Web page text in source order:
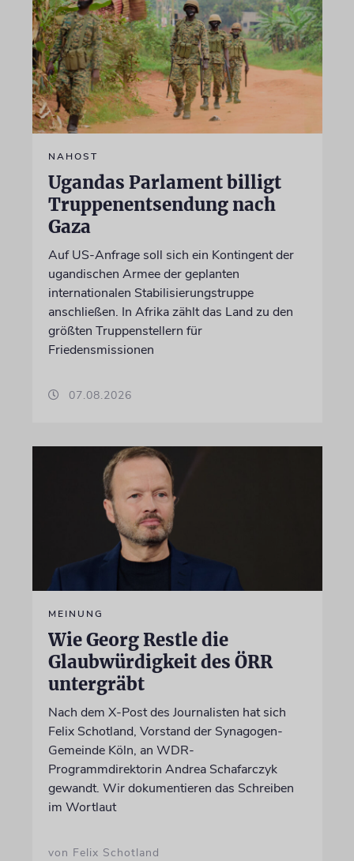
NAHOST
Ugandas Parlament billigt
Truppenentsendung nach
Gaza
Auf US-Anfrage soll sich ein Kontingent der
ugandischen Armee der geplanten
internationalen Stabilisierungstruppe
anschließen. In Afrika zählt das Land zu den
größten Truppenstellern für
Friedensmissionen
07.08.2026
MEINUNG
Wie Georg Restle die
Glaubwürdigkeit des ÖRR
untergräbt
Nach dem X-Post des Journalisten hat sich
Felix Schotland, Vorstand der Synagogen-
Gemeinde Köln, an WDR-
Programmdirektorin Andrea Schafarczyk
gewandt. Wir dokumentieren das Schreiben
im Wortlaut
von Felix Schotland